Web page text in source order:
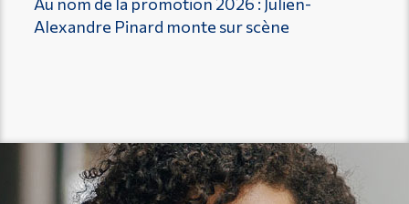
Alexandre Pinard monte sur scène